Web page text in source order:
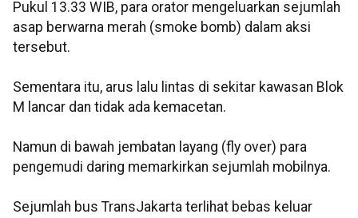
Pukul 13.33 WIB, para orator mengeluarkan sejumlah
asap berwarna merah (smoke bomb) dalam aksi
tersebut.
Sementara itu, arus lalu lintas di sekitar kawasan Blok
M lancar dan tidak ada kemacetan.
Namun di bawah jembatan layang (fly over) para
pengemudi daring memarkirkan sejumlah mobilnya.
Sejumlah bus TransJakarta terlihat bebas keluar